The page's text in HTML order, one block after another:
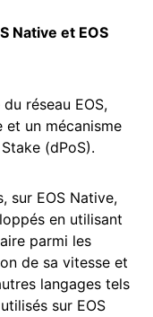
Native et EOS
réseau EOS,
un mécanisme
(dPoS).
sur EOS Native,
en utilisant
parmi les
de sa vitesse et
langages tels
sur EOS